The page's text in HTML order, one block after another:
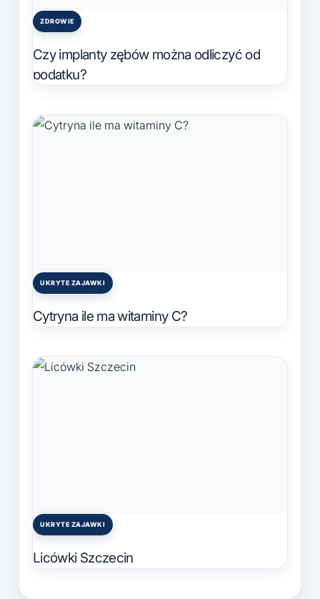
Posted
ZDROWIE
Czy implanty zębów można odliczyć od
podatku?
Posted
UKRYTE ZAJAWKI
Cytryna ile ma witaminy C?
Posted
UKRYTE ZAJAWKI
Licówki Szczecin